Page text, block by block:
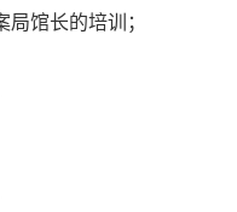
馆长的培训；